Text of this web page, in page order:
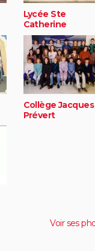
Lycée Ste
Catherine
Collège Jacques
Prévert
Voir ses